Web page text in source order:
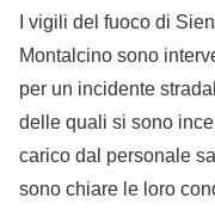
I vigili del fuoco di
Montalcino sono
per un incidente
delle quali si sono
carico dal personale
sono chiare le loro